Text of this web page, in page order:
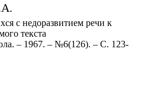
с недоразвитием речи к
текста
– 1967. – №6(126). – С. 123-